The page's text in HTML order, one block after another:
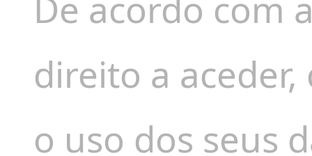
direito a
o uso dos seus